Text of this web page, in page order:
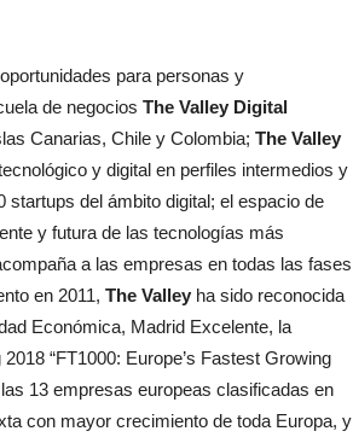
para personas y
de negocios The Valley Digital
Canarias, Chile y Colombia; The Valley
y digital en perfiles intermedios y
startups del ámbito digital; el espacio de
y futura de las tecnologías más
a las empresas en todas las fases
en 2011, The Valley ha sido reconocida
Económica, Madrid Excelente, la
“FT1000: Europe’s Fastest Growing
13 empresas europeas clasificadas en
con mayor crecimiento de toda Europa, y